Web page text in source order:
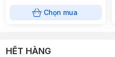
Chọn mua
HẾT HÀNG